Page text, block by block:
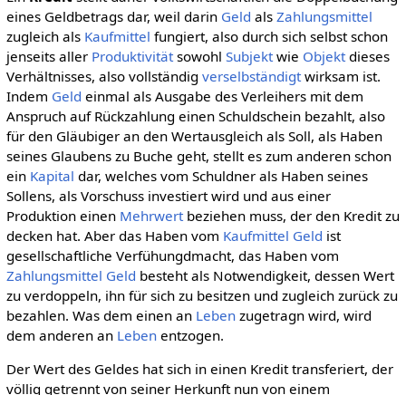
eines Geldbetrags dar, weil darin Geld als Zahlungsmittel
zugleich als Kaufmittel fungiert, also durch sich selbst schon
jenseits aller Produktivitätsowohl Subjektwie Objektdieses
Verhältnisses, also vollständig verselbständigtwirksam ist.
Indem Geld einmal als Ausgabe des Verleihers mit dem
Anspruch auf Rückzahlung einen Schuldschein bezahlt, also
für den Gläubiger an den Wertausgleich als Soll, als Haben
seines Glaubens zu Buche geht, stellt es zum anderen schon
ein Kapital dar, welches vom Schuldner als Haben seines
Sollens, als Vorschuss investiert wird und aus einer
Produktion einen Mehrwertbeziehen muss, der den Kredit zu
decken hat. Aber das Haben vom Kaufmittel Geld ist
gesellschaftliche Verfühungdmacht, das Haben vom
Zahlungsmittel Geld besteht als Notwendigkeit, dessen Wert
zu verdoppeln, ihn für sich zu besitzen und zugleich zurück zu
bezahlen. Was dem einen an Lebenzugetragn wird, wird
dem anderen an Lebenentzogen.
Der Wert des Geldes hat sich in einen Kredit transferiert, der
völlig getrennt von seiner Herkunft nun von einem